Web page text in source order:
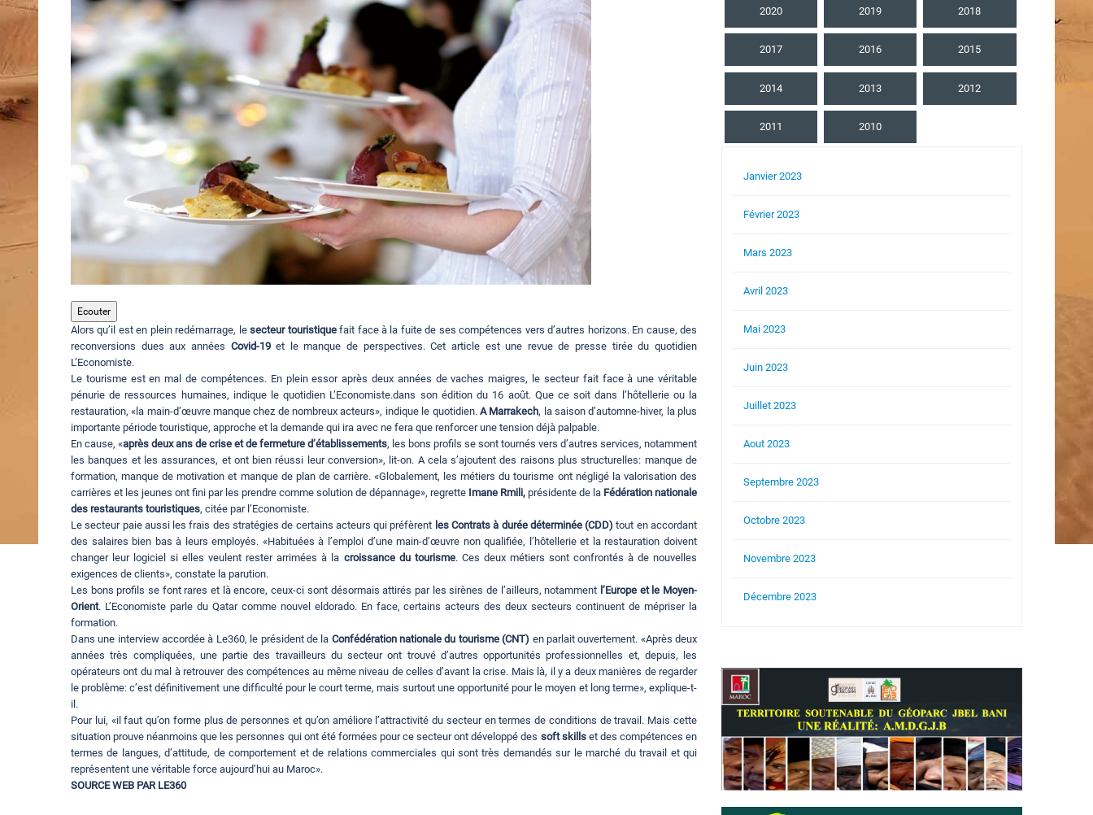
Ecouter
Alors qu’il est en plein redémarrage, lesecteur touristiquefait face à la fuite de ses compétences vers d’autres horizons. En cause, des
reconversions dues aux années Covid-19et le manque de perspectives. Cet article est une revue de presse tirée du quotidien
L’Economiste.
Le tourisme est en mal de compétences. En plein essor après deux années de vaches maigres, le secteur fait face à une véritable
pénurie de ressources humaines, indique le quotidien L’Economiste.dans son édition du 16 août. Que ce soit dans l’hôtellerie ou la
restauration, «la main-d’œuvre manque chez de nombreux acteurs», indique le quotidien. A Marrakech, la saison d’automne-hiver, la plus
importante période touristique, approche et la demande qui ira avec ne fera que renforcer une tension déjà palpable.
En cause, «après deux ans de crise et de fermeture d’établissements, les bons profils se sont tournés vers d’autres services, notamment
les banques et les assurances, et ont bien réussi leur conversion», lit-on. A cela s’ajoutent des raisons plus structurelles: manque de
formation, manque de motivation et manque de plan de carrière. «Globalement, les métiers du tourisme ont négligé la valorisation des
carrières et les jeunes ont fini par les prendre comme solution de dépannage», regrette Imane Rmili, présidente de la Fédération nationale
des restaurants touristiques, citée par l’Economiste.
Le secteur paie aussi les frais des stratégies de certains acteurs qui préfèrent les Contrats à durée déterminée (CDD)tout en accordant
des salaires bien bas à leurs employés. «Habituées à l’emploi d’une main-d’œuvre non qualifiée, l’hôtellerie et la restauration doivent
changer leur logiciel si elles veulent rester arrimées à la croissance du tourisme. Ces deux métiers sont confrontés à de nouvelles
exigences de clients», constate la parution.
Les bons profils se font rares et là encore, ceux-ci sont désormais attirés par les sirènes de l’ailleurs, notamment l’Europe et le Moyen-
Orient. L’Economiste parle du Qatar comme nouvel eldorado. En face, certains acteurs des deux secteurs continuent de mépriser la
formation.
Dans une interview accordée à Le360, le président de la Confédération nationale du tourisme (CNT) en parlait ouvertement. «Après deux
années très compliquées, une partie des travailleurs du secteur ont trouvé d’autres opportunités professionnelles et, depuis, les
opérateurs ont du mal à retrouver des compétences au même niveau de celles d’avant la crise. Mais là, il y a deux manières de regarder
le problème: c’est définitivement une difficulté pour le court terme, mais surtout une opportunité pour le moyen et long terme», explique-t-
il.
Pour lui, «il faut qu’on forme plus de personnes et qu’on améliore l’attractivité du secteur en termes de conditions de travail. Mais cette
situation prouve néanmoins que les personnes qui ont été formées pour ce secteur ont développé des soft skillset des compétences en
termes de langues, d’attitude, de comportement et de relations commerciales qui sont très demandés sur le marché du travail et qui
représentent une véritable force aujourd’hui au Maroc».
SOURCE WEB PAR LE360
2020 2019 2018
2017 2016 2015
2014 2013 2012
2011 2010
Janvier 2023
Février 2023
Mars 2023
Avril 2023
Mai 2023
Juin 2023
Juillet 2023
Aout 2023
Septembre 2023
Octobre 2023
Novembre 2023
Décembre 2023